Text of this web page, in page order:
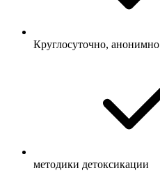
Круглосуточно, анонимно
методики детоксикации